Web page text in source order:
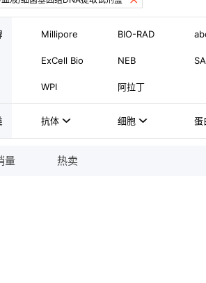
Millipore BIO-RAD
ExCell Bio NEB
WPI 阿拉丁
抗体 细胞 蛋
量 热卖